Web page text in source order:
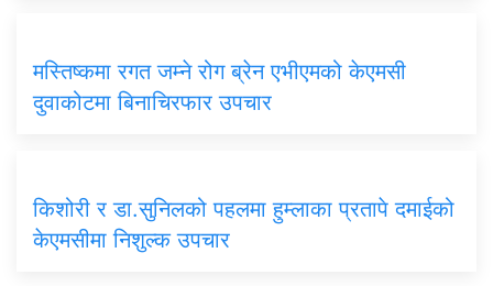
मस्तिष्कमा रगत जम्ने रोग ब्रेन एभीएमको केएमसी
दुवाकोटमा बिनाचिरफार उपचार
किशोरी र डा.सुनिलको पहलमा हुम्लाका प्रतापे दमाईको
केएमसीमा निशुल्क उपचार